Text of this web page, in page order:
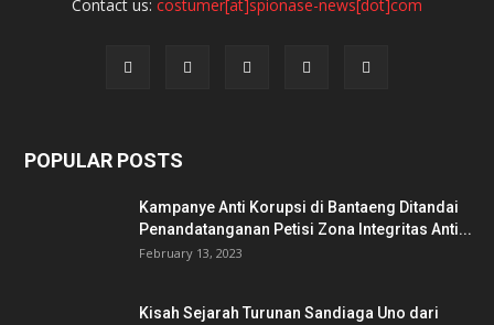
Contact us: costumer[at]spionase-news[dot]com
POPULAR POSTS
Kampanye Anti Korupsi di Bantaeng Ditandai
Penandatanganan Petisi Zona Integritas Anti...
February 13, 2023
Kisah Sejarah Turunan Sandiaga Uno dari